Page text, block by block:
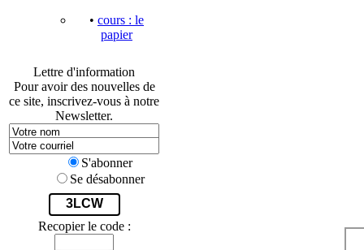
• cours : le
papier
Lettre d'information
Pour avoir des nouvelles de
ce site, inscrivez-vous à notre
Newsletter.
S'abonner
Se désabonner
3LCW
Recopier le code :